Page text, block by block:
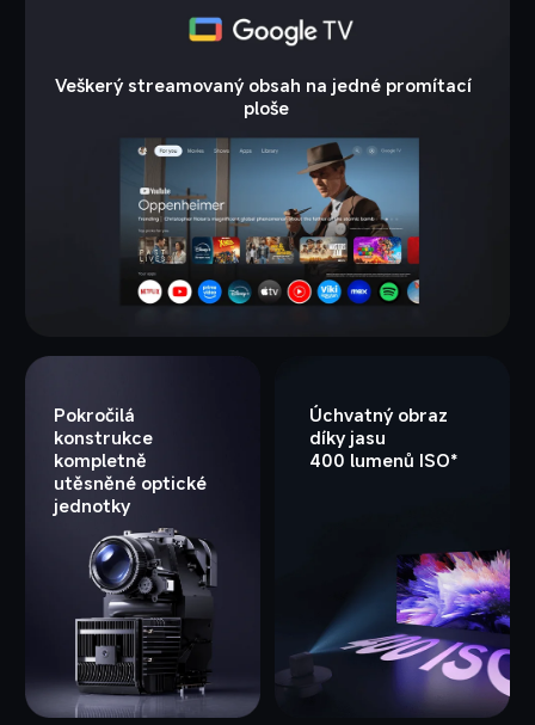
Veškerý streamovaný obsah na jedné promítací
ploše
Pokročilá
konstrukce
kompletně
utěsněné optické
jednotky
Úchvatný obraz
díky jasu
400 lumenů ISO*